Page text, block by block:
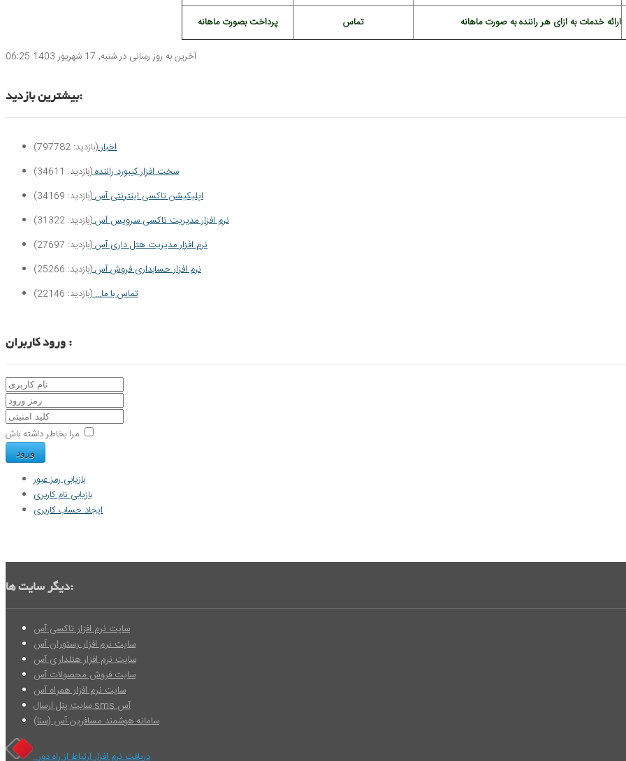
ارائه خدمات به ازای هر راننده به صورت ماهانه تماس پرداخت بصورت ماهانه
آخرین به روز رسانی در شنبه, 17 شهریور 1403 06:25
بیشترین بازدید:
اخبار(بازدید: 797782)
سخت افزار کیبورد راننده(بازدید: 34611)
اپلیکیشن تاکسی اینترنتی آس(بازدید: 34169)
نرم­ افزار مدیریت تاکسی سرویس آس(بازدید: 31322)
نرم افزار مدیریت هتل داری آس(بازدید: 27697)
نرم افزار حسابداری فروش آس(بازدید: 25266)
تماس با ما...(بازدید: 22146)
ورود کاربران :
مرا بخاطر داشته باش
ورود
بازیابی رمز عبور
بازیابی نام کاربری
ایجاد حساب کاربری
دیگر سایت ها:
سایت نرم افزار تاکسی آس
سایت نرم افزار رستوران آس
سایت نرم افزار هتلداری آس
سایت فروش محصولات آس
سایت نرم افزار همراه آس
سایت پنل ارسال sms آس
سامانه هوشمند مسافرین آس (سنا)
دریافت نرم افزار ارتباط از راه دور